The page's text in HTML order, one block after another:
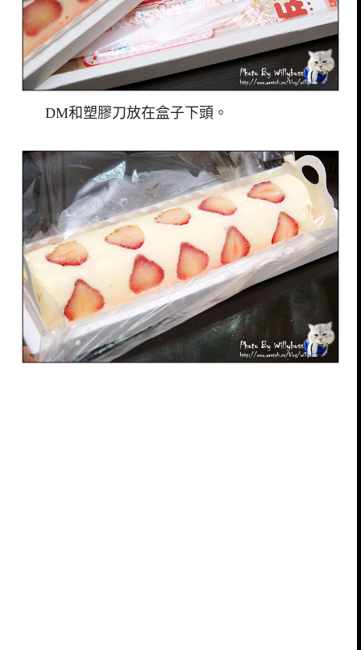
DM和塑膠刀放在盒子下頭。